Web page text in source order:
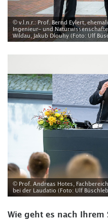
© v.l.n.r.: Prof. Bernd Eylert,
Ingenieur- und
Wildau, Jakub Dlouhy (Foto: Ulf
© Prof. Andreas Hotes,
bei der Laudatio (Foto: Ulf
Wie geht es nach